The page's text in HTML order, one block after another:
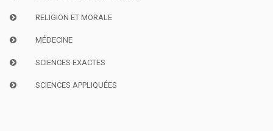
RELIGION ET MORALE
MÉDECINE
SCIENCES EXACTES
SCIENCES APPLIQUÉES